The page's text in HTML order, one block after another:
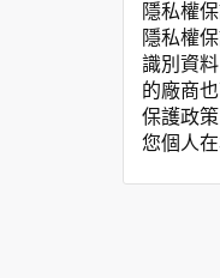
隱私權
隱私權
識別資
的廠商
保護政策
您個人
為了在